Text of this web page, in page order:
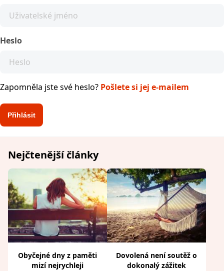
Heslo
Zapomněla jste své heslo? Pošlete si jej e-mailem
Nejčtenější články
Obyčejné dny z paměti
mizí nejrychleji
Dovolená není soutěž o
dokonalý zážitek